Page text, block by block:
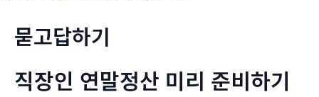
묻고답하기
직장인 연말정산 미리 준비하기